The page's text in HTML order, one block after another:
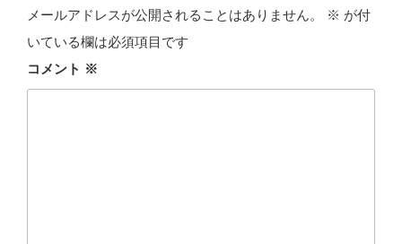
メールアドレスが公開されることはありません。 ※ が付
いている欄は必須項目です
コメント ※